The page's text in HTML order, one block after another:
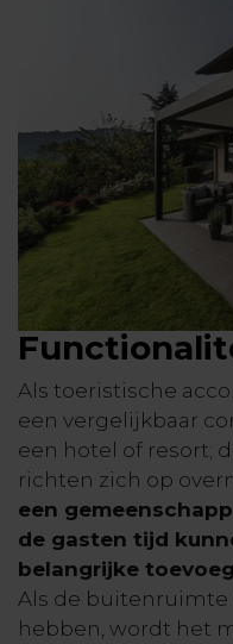
Als toeristische
een vergelijkbaar
een hotel of resort;
richten zich op
een
de gasten tijd
belangrijke
Als de
hebben, wordt het